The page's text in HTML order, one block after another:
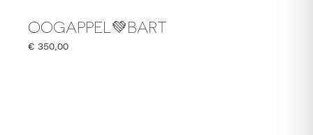
OOGAPPEL💚BART
€ 350,00